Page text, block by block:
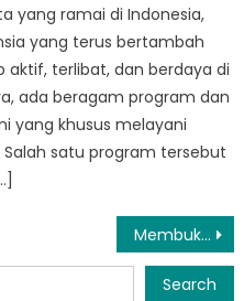
yang ramai di Indonesia,
yang terus bertambah
terlibat, dan berdaya di
ada beragam program dan
yang khusus melayani
satu program tersebut
Membuka Potensi Data Terintegrasi untuk Kesejahteraan Sosial di Tangsel
Search